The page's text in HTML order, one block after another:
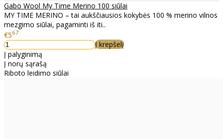
Gabo Wool My Time Merino 100 siūlai
MY TIME MERINO – tai aukščiausios kokybės 100 % merino vilnos
mezgimo siūlai, pagaminti iš iti..
€567
Į krepšelį
Į palyginimą
Į norų sąrašą
Riboto leidimo siūlai